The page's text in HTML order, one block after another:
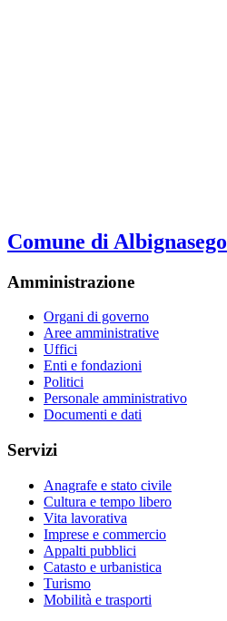
Comune di Albignasego
Amministrazione
Organi di governo
Aree amministrative
Uffici
Enti e fondazioni
Politici
Personale amministrativo
Documenti e dati
Servizi
Anagrafe e stato civile
Cultura e tempo libero
Vita lavorativa
Imprese e commercio
Appalti pubblici
Catasto e urbanistica
Turismo
Mobilità e trasporti